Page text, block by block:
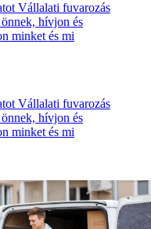
Vállalati fuvarozás
hívjon és
minket és mi
Vállalati fuvarozás
hívjon és
minket és mi